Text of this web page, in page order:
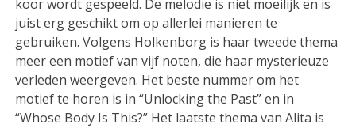
koor wordt gespeeld. De melodie is niet moeilijk en is
juist erg geschikt om op allerlei manieren te
gebruiken. Volgens Holkenborg is haar tweede thema
meer een motief van vijf noten, die haar mysterieuze
verleden weergeven. Het beste nummer om het
motief te horen is in “Unlocking the Past” en in
“Whose Body Is This?” Het laatste thema van Alita is